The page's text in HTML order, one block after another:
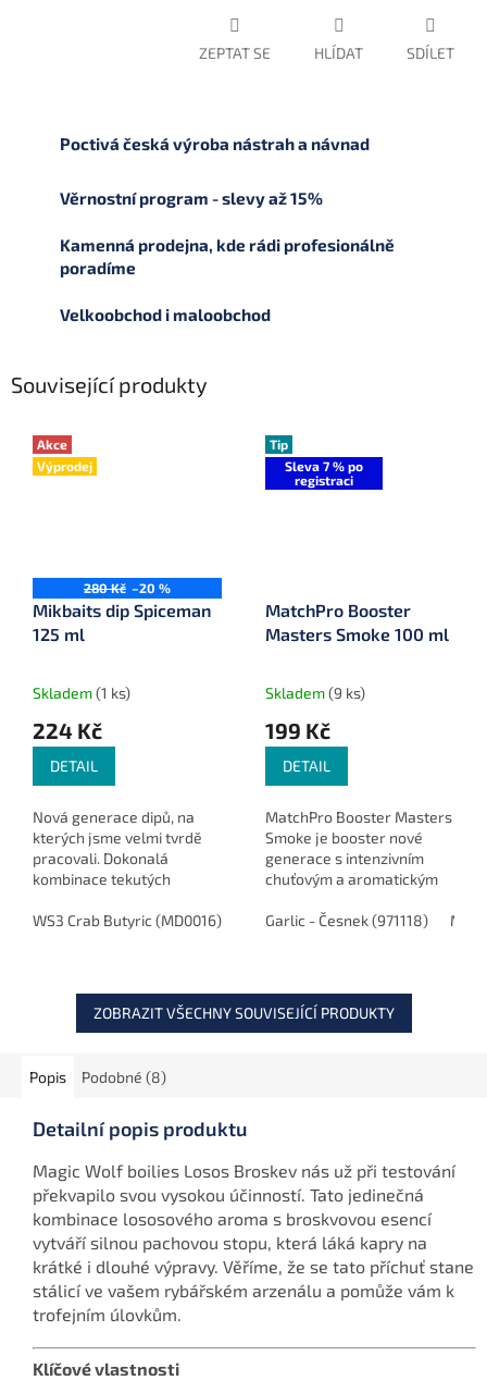
ZEPTAT SE HLÍDAT SDÍLET
Poctivá česká výroba nástrah a návnad
Věrnostní program - slevy až 15%
Kamenná prodejna, kde rádi profesionálně
poradíme
Velkoobchod i maloobchod
Související produkty
Akce
Výprodej
280 Kč –20 %
Mikbaits dip Spiceman
125 ml
Skladem(1 ks)
224 Kč
DETAIL
Nová generace dipů, na
kterých jsme velmi tvrdě
pracovali. Dokonalá
kombinace tekutých
záběru i toho nejlínějšího
WS3 Crab Butyric (MD0016) Chilli Squid (MD0056)
Tip
Sleva 7 % po
registraci
MatchPro Booster
Masters Smoke 100 ml
Skladem(9 ks)
199 Kč
DETAIL
MatchPro Booster Masters
Smoke je booster nové
generace s intenzivním
chuťovým a aromatickým
vytváří výrazný kouřový
Garlic - Česnek (971118)
ZOBRAZIT VŠECHNY SOUVISEJÍCÍ PRODUKTY
Popis Podobné (8)
Detailní popis produktu
Magic Wolf boilies Losos Broskev nás už při testování
překvapilo svou vysokou účinností. Tato jedinečná
kombinace lososového aroma s broskvovou esencí
vytváří silnou pachovou stopu, která láká kapry na
krátké i dlouhé výpravy. Věříme, že se tato příchuť stane
stálicí ve vašem rybářském arzenálu a pomůže vám k
trofejním úlovkům.
Klíčové vlastnosti